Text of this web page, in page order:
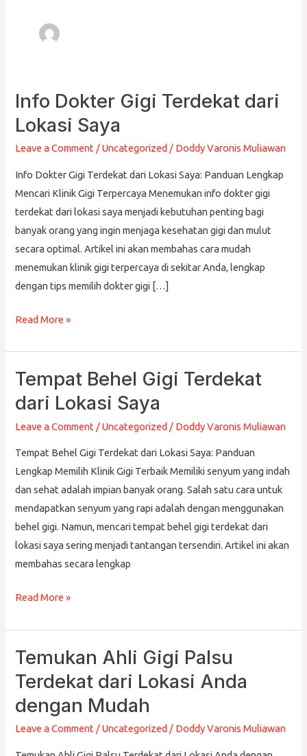
Info Dokter Gigi Terdekat dari
Lokasi Saya
Leave a Comment /Uncategorized / Doddy Varonis Muliawan
Info Dokter Gigi Terdekat dari Lokasi Saya: Panduan Lengkap
Mencari Klinik Gigi Terpercaya Menemukan info dokter gigi
terdekat dari lokasi saya menjadi kebutuhan penting bagi
banyak orang yang ingin menjaga kesehatan gigi dan mulut
secara optimal. Artikel ini akan membahas cara mudah
menemukan klinik gigi terpercaya di sekitar Anda, lengkap
dengan tips memilih dokter gigi […]
Info
Dokter
Gigi
Terdekat
dari
Lokasi
Saya
Read More »
Tempat Behel Gigi Terdekat
dari Lokasi Saya
Leave a Comment /Uncategorized / Doddy Varonis Muliawan
Tempat Behel Gigi Terdekat dari Lokasi Saya: Panduan
Lengkap Memilih Klinik Gigi Terbaik Memiliki senyum yang indah
dan sehat adalah impian banyak orang. Salah satu cara untuk
mendapatkan senyum yang rapi adalah dengan menggunakan
behel gigi. Namun, mencari tempat behel gigi terdekat dari
lokasi saya sering menjadi tantangan tersendiri. Artikel ini akan
membahas secara lengkap
Tempat
Behel
Gigi
Terdekat
dari
Lokasi
Saya
Read More »
Temukan Ahli Gigi Palsu
Terdekat dari Lokasi Anda
dengan Mudah
Leave a Comment /Uncategorized / Doddy Varonis Muliawan
Temukan
Ahli
Gigi
Palsu
Terdekat